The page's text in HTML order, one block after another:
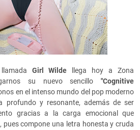
Girl Wilde llega hoy a Zona
su nuevo sencillo "Cognitive
en el intenso mundo del pop moderno
profundo y resonante, además de ser
gracias a la carga emocional que
pues compone una letra honesta y cruda